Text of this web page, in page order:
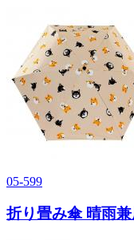
05-599
折り畳み傘 晴雨